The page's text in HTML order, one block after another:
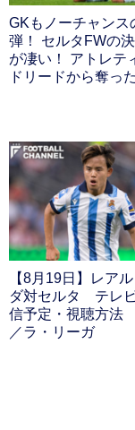
GKもノーチャンス
弾！ セルタFWの
が凄い！ アトレテ
ドリードから奪っ
【8月19日】レア
ダ対セルタ テレ
信予定・視聴方法
／ラ・リーガ